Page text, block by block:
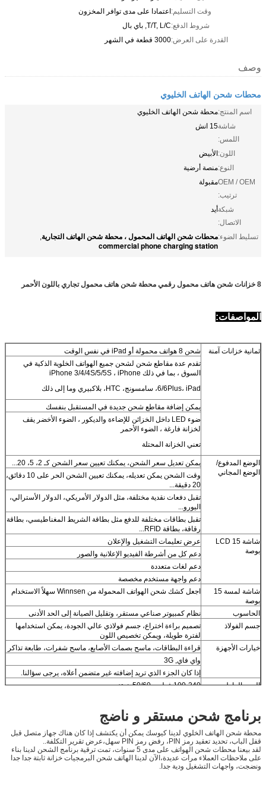
وقت التسليم:اعتمادا على مدى توافر المخزون
شروط الدفع:T/T, L/C, باي بال
القدرة على العرض:3000 قطعة في الشهر
وصف
محطات شحن الهاتف الخليوي
اسم المنتج:محطة شحن الهاتف الخليوي
شاشة
اللمس:
15 انش
اللون:الأبيض
النوع:منصة أرضية
OEM / OEM
ترتيب:
مقبولة
شبكة
الاتصال:
أيد
تسليط الضوء:محطات شحن الهاتف المحمول ، محطة شحن الهاتف التجارية,
commercial phone charging station
8 خزانات شحن هاتف محمول رقمي محطة شحن هاتف محمول تجاري باللون الأحمر
المواصفات:
ثمانية خزانات آمنة
شحن 8 هواتف محمولة أو iPad في نفس الوقت
تقدم عدة مقاطع شحن لشحن جميع الهواتف الخلوية الذكية في
السوق ، بما في ذلك iPhone 3/4/4S/5/5S ، iPhone
6/6Plus، iPad، سامسونج، HTC، بلاكبيري وما إلى ذلك
يمكن إضافة مقاطع شحن جديدة في المستقبل بنفسك
ضوء LED داخل الخزائن للإضاءة والديكور ، الضوء الأخضر يقف
لخزانة فارغة ، الضوء الأحمر
تعني الخزانة المحتلة
الوضع المدفوع/
الوضع المجاني
يمكن تعديل سعر الشحن، يمكنك تعيين سعر الشحن كـ 2، 5، 20...
وقت الشحن يمكن تعديله، يمكنك تعيين الشحن الحر على 10 دقائق،
20 دقيقة...
تقبل دفعات نقدية مختلفة، مثل الدولار الأمريكي، الدولار الأسترالي،
اليورو...
تقبل بطاقات مختلفة للدفع مثل بطاقة الشريط المغناطيسي، بطاقة
رقاقة، بطاقة RFID...
شاشة LCD 15
بوصة
عرض تعليمات التشغيل والإعلان
دعم كل من أشرطة الفيديو الإعلانية والصور
دعم لغات متعددة
دعم واجهة مستخدم مخصصة
شاشة لمسة 15
بوصة
اجعل كشك شحن الهواتف المحمولة من Winnsen سهلاً الاستخدام
الحاسوب
نظام كمبيوتر صناعي مستقر، وتقليل الصيانة إلى الحد الأدنى
جسم الفولاذ
تصميم براءة اختراع، جسم فولاذي عالي الجودة، يمكن استخدامها
لفترة طويلة، ويمكن تخصيص اللون
خيارات الأجهزة
قراءة البطاقات، ماسح بصمات الأصابع، ماسح شفرات، طابعة تذاكر
واي فاي, 3G
إذا كان الجزء الذي تريد إضافته غير متضمن أعلاه، يرجى سؤالنا.
الجهد العامل
100-240 فولت، 50/60 هرتز
شهادة
برنامج شحن مستقر و ناضج
محطة شحن الهاتف الخلوي لدينا كيوسك يمكن أن يكتشف إذا كان هناك جهاز متصل قبل
قفل الباب، تحديد تعقيد رمز PIN، رفض رمز PIN سهل،عرض تقرير التكلفة..
لقد بيعنا محطات شحن الهواتف على مدى 5 سنوات، تمت ترقية برنامج الشحن لدينا بناء
على ملاحظات العملاء مرات عديدة،الآن لدينا الهاتف شحن البرمجيات خزانة ثابتة جدا جدا
ونضجت، واجهات التشغيل ودية جدا.